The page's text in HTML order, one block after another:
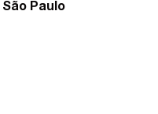
Paulo